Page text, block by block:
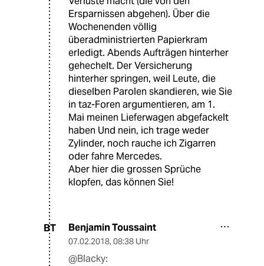
Ersparnissen abgehen). Über die
Wochenenden völlig
überadministrierten Papierkram
erledigt. Abends Aufträgen hinterher
gehechelt. Der Versicherung
hinterher springen, weil Leute, die
dieselben Parolen skandieren, wie Sie
in taz-Foren argumentieren, am 1.
Mai meinen Lieferwagen abgefackelt
haben Und nein, ich trage weder
Zylinder, noch rauche ich Zigarren
oder fahre Mercedes.
Aber hier die grossen Sprüche
klopfen, das können Sie!
BT Benjamin Toussaint
07.02.2018, 08:38 Uhr
@Blacky: